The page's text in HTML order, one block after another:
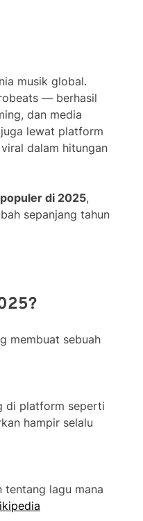
musik global.
— berhasil
dan media
lewat platform
dalam hitungan
di 2025,
sepanjang tahun
membuat sebuah
di platform seperti
hampir selalu
tentang lagu mana